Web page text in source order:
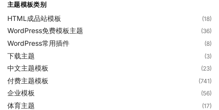
主题模板类别
HTML成品站模板 (18)
WordPress免费模板主题 (36)
WordPress常用插件 (8)
下载主题 (3)
中文主题模板 (23)
付费主题模板 (741)
企业模板 (56)
体育主题 (17)